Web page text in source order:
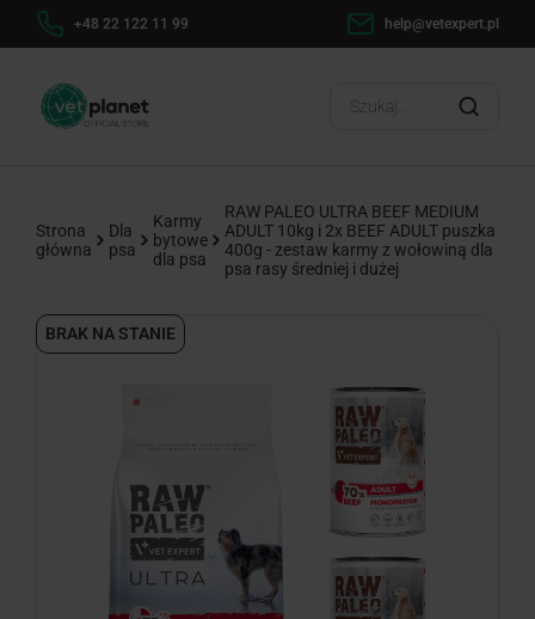
+48 22 122 11 99 help@vetexpert.pl
Strona
główna
Dla
psa
Karmy
bytowe
dla psa
RAW PALEO ULTRA BEEF MEDIUM
ADULT 10kg i 2x BEEF ADULT puszka
400g - zestaw karmy z wołowiną dla
psa rasy średniej i dużej
BRAK NA STANIE